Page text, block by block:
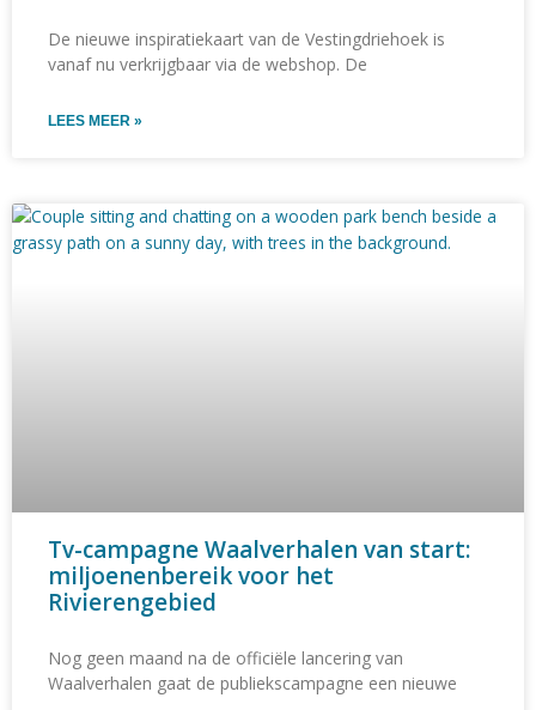
De nieuwe inspiratiekaart van de Vestingdriehoek is
vanaf nu verkrijgbaar via de webshop. De
LEES MEER »
Tv-campagne Waalverhalen van start:
miljoenenbereik voor het
Rivierengebied
Nog geen maand na de officiële lancering van
Waalverhalen gaat de publiekscampagne een nieuwe